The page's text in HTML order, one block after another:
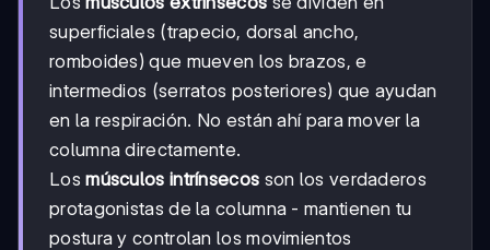
superficiales (trapecio, dorsal ancho,
romboides) que mueven los brazos, e
intermedios (serratos posteriores) que ayudan
en la respiración. No están ahí para mover la
columna directamente.
Losmúsculos intrínsecos son los verdaderos
protagonistas de la columna - mantienen tu
postura y controlan los movimientos